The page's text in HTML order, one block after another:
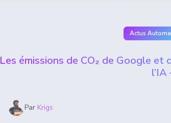
Actus
Les émissions de CO₂ de Google et
Par Krigs